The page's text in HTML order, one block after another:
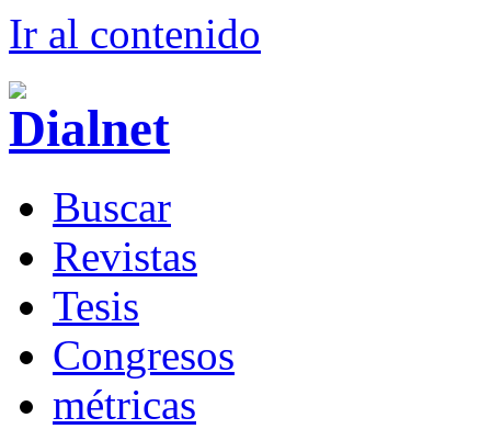
Ir al contenido
Buscar
Revistas
Tesis
Congresos
métricas